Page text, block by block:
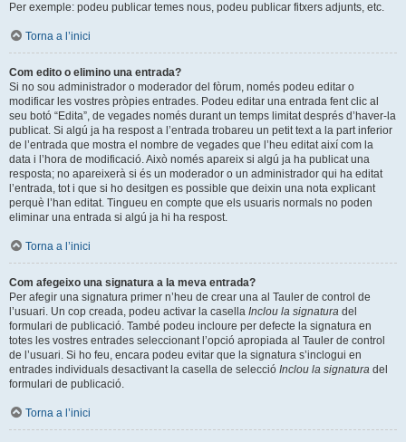
Per exemple: podeu publicar temes nous, podeu publicar fitxers adjunts, etc.
Torna a l’inici
Com edito o elimino una entrada?
Si no sou administrador o moderador del fòrum, només podeu editar o
modificar les vostres pròpies entrades. Podeu editar una entrada fent clic al
seu botó “Edita”, de vegades només durant un temps limitat després d’haver-la
publicat. Si algú ja ha respost a l’entrada trobareu un petit text a la part inferior
de l’entrada que mostra el nombre de vegades que l’heu editat així com la
data i l’hora de modificació. Això només apareix si algú ja ha publicat una
resposta; no apareixerà si és un moderador o un administrador qui ha editat
l’entrada, tot i que si ho desitgen es possible que deixin una nota explicant
perquè l’han editat. Tingueu en compte que els usuaris normals no poden
eliminar una entrada si algú ja hi ha respost.
Torna a l’inici
Com afegeixo una signatura a la meva entrada?
Per afegir una signatura primer n’heu de crear una al Tauler de control de
l’usuari. Un cop creada, podeu activar la casella Inclou la signatura del
formulari de publicació. També podeu incloure per defecte la signatura en
totes les vostres entrades seleccionant l’opció apropiada al Tauler de control
de l’usuari. Si ho feu, encara podeu evitar que la signatura s’inclogui en
entrades individuals desactivant la casella de selecció Inclou la signatura del
formulari de publicació.
Torna a l’inici